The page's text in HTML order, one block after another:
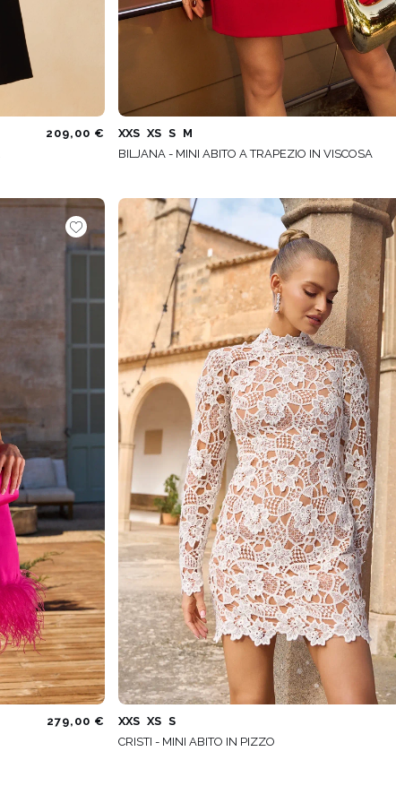
209,00 €
XXS XS S M
BILJANA - MINI ABITO A TRAPEZIO IN VISCOSA
279,00 €
XXS XS S
CRISTI - MINI ABITO IN PIZZO